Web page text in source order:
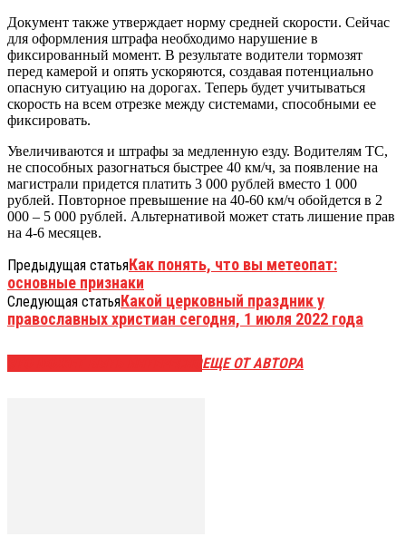
Документ также утверждает норму средней скорости. Сейчас
для оформления штрафа необходимо нарушение в
фиксированный момент. В результате водители тормозят
перед камерой и опять ускоряются, создавая потенциально
опасную ситуацию на дорогах. Теперь будет учитываться
скорость на всем отрезке между системами, способными ее
фиксировать.
Увеличиваются и штрафы за медленную езду. Водителям ТС,
не способных разогнаться быстрее 40 км/ч, за появление на
магистрали придется платить 3 000 рублей вместо 1 000
рублей. Повторное превышение на 40-60 км/ч обойдется в 2
000 – 5 000 рублей. Альтернативой может стать лишение прав
на 4-6 месяцев.
Предыдущая статьяКак понять, что вы метеопат:
основные признаки
Следующая статьяКакой церковный праздник у
православных христиан сегодня, 1 июля 2022 года
ЕЩЕ ОТ АВТОРА